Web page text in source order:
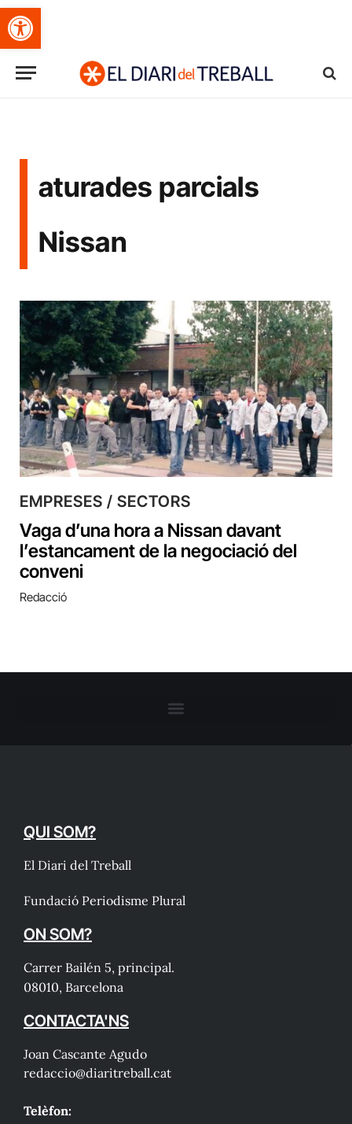
Obre la barra d'eines
aturades parcials
Nissan
EMPRESES / SECTORS
Vaga d’una hora a Nissan davant
l’estancament de la negociació del
conveni
Redacció
QUI SOM?
El Diari del Treball
Fundació Periodisme Plural
ON SOM?
Carrer Bailén 5, principal.
08010, Barcelona
CONTACTA'NS
Joan Cascante Agudo
redaccio@diaritreball.cat
Telèfon: